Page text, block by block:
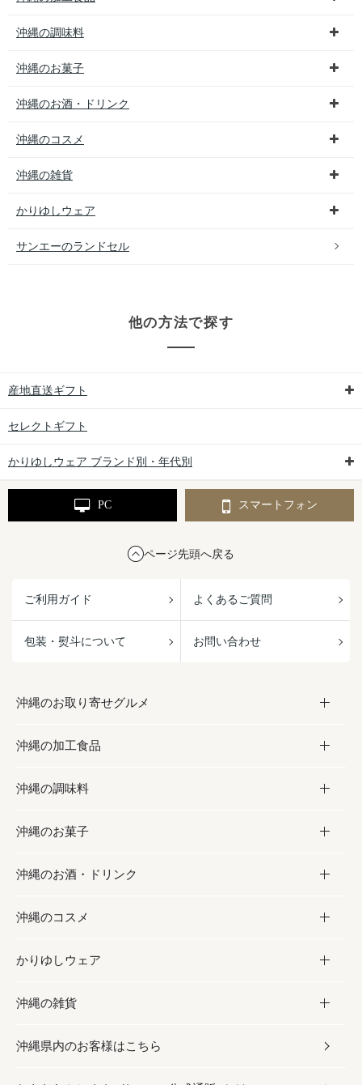
沖縄の調味料
沖縄のお菓子
沖縄のお酒・ドリンク
沖縄のコスメ
沖縄の雑貨
かりゆしウェア
サンエーのランドセル
他の方法で探す
産地直送ギフト
セレクトギフト
かりゆしウェア ブランド別・年代別
PC スマートフォン
ページ先頭へ戻る
ご利用ガイド よくあるご質問
包装・熨斗について お問い合わせ
沖縄のお取り寄せグルメ
お取り寄せグルメ
フルーツ・野菜
お肉
海産物
沖縄の加工食品
加工食品
缶詰／パウチ
沖縄料理
沖縄そば／乾麺
レトルト食品
乾物／粉類
沖縄の調味料
調味料
砂糖／黒砂糖
塩
お酢／ドレッシング
しょうゆ
みそ
沖縄のお菓子
お菓子
黒糖
ちんすこう
伝統菓子
スナック
沖縄のお酒・ドリンク
お酒・ドリンク
泡盛
ビール・チューハイ
ワイン・ウィスキー・カクテル
沖縄のコスメ
コスメ
スキンケア
ボディケア
かりゆしウェア
かりゆしウェア
メンズ
沖縄の雑貨
雑貨
沖縄県内のお客様はこちら